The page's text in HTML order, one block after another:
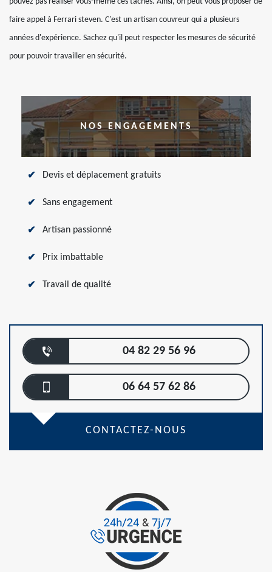
faire appel à Ferrari steven. C'est un artisan couvreur qui a plusieurs
années d'expérience. Sachez qu'il peut respecter les mesures de sécurité
pour pouvoir travailler en sécurité.
NOS ENGAGEMENTS
Devis et déplacement gratuits
Sans engagement
Artisan passionné
Prix imbattable
Travail de qualité
04 82 29 56 96
06 64 57 62 86
CONTACTEZ-NOUS